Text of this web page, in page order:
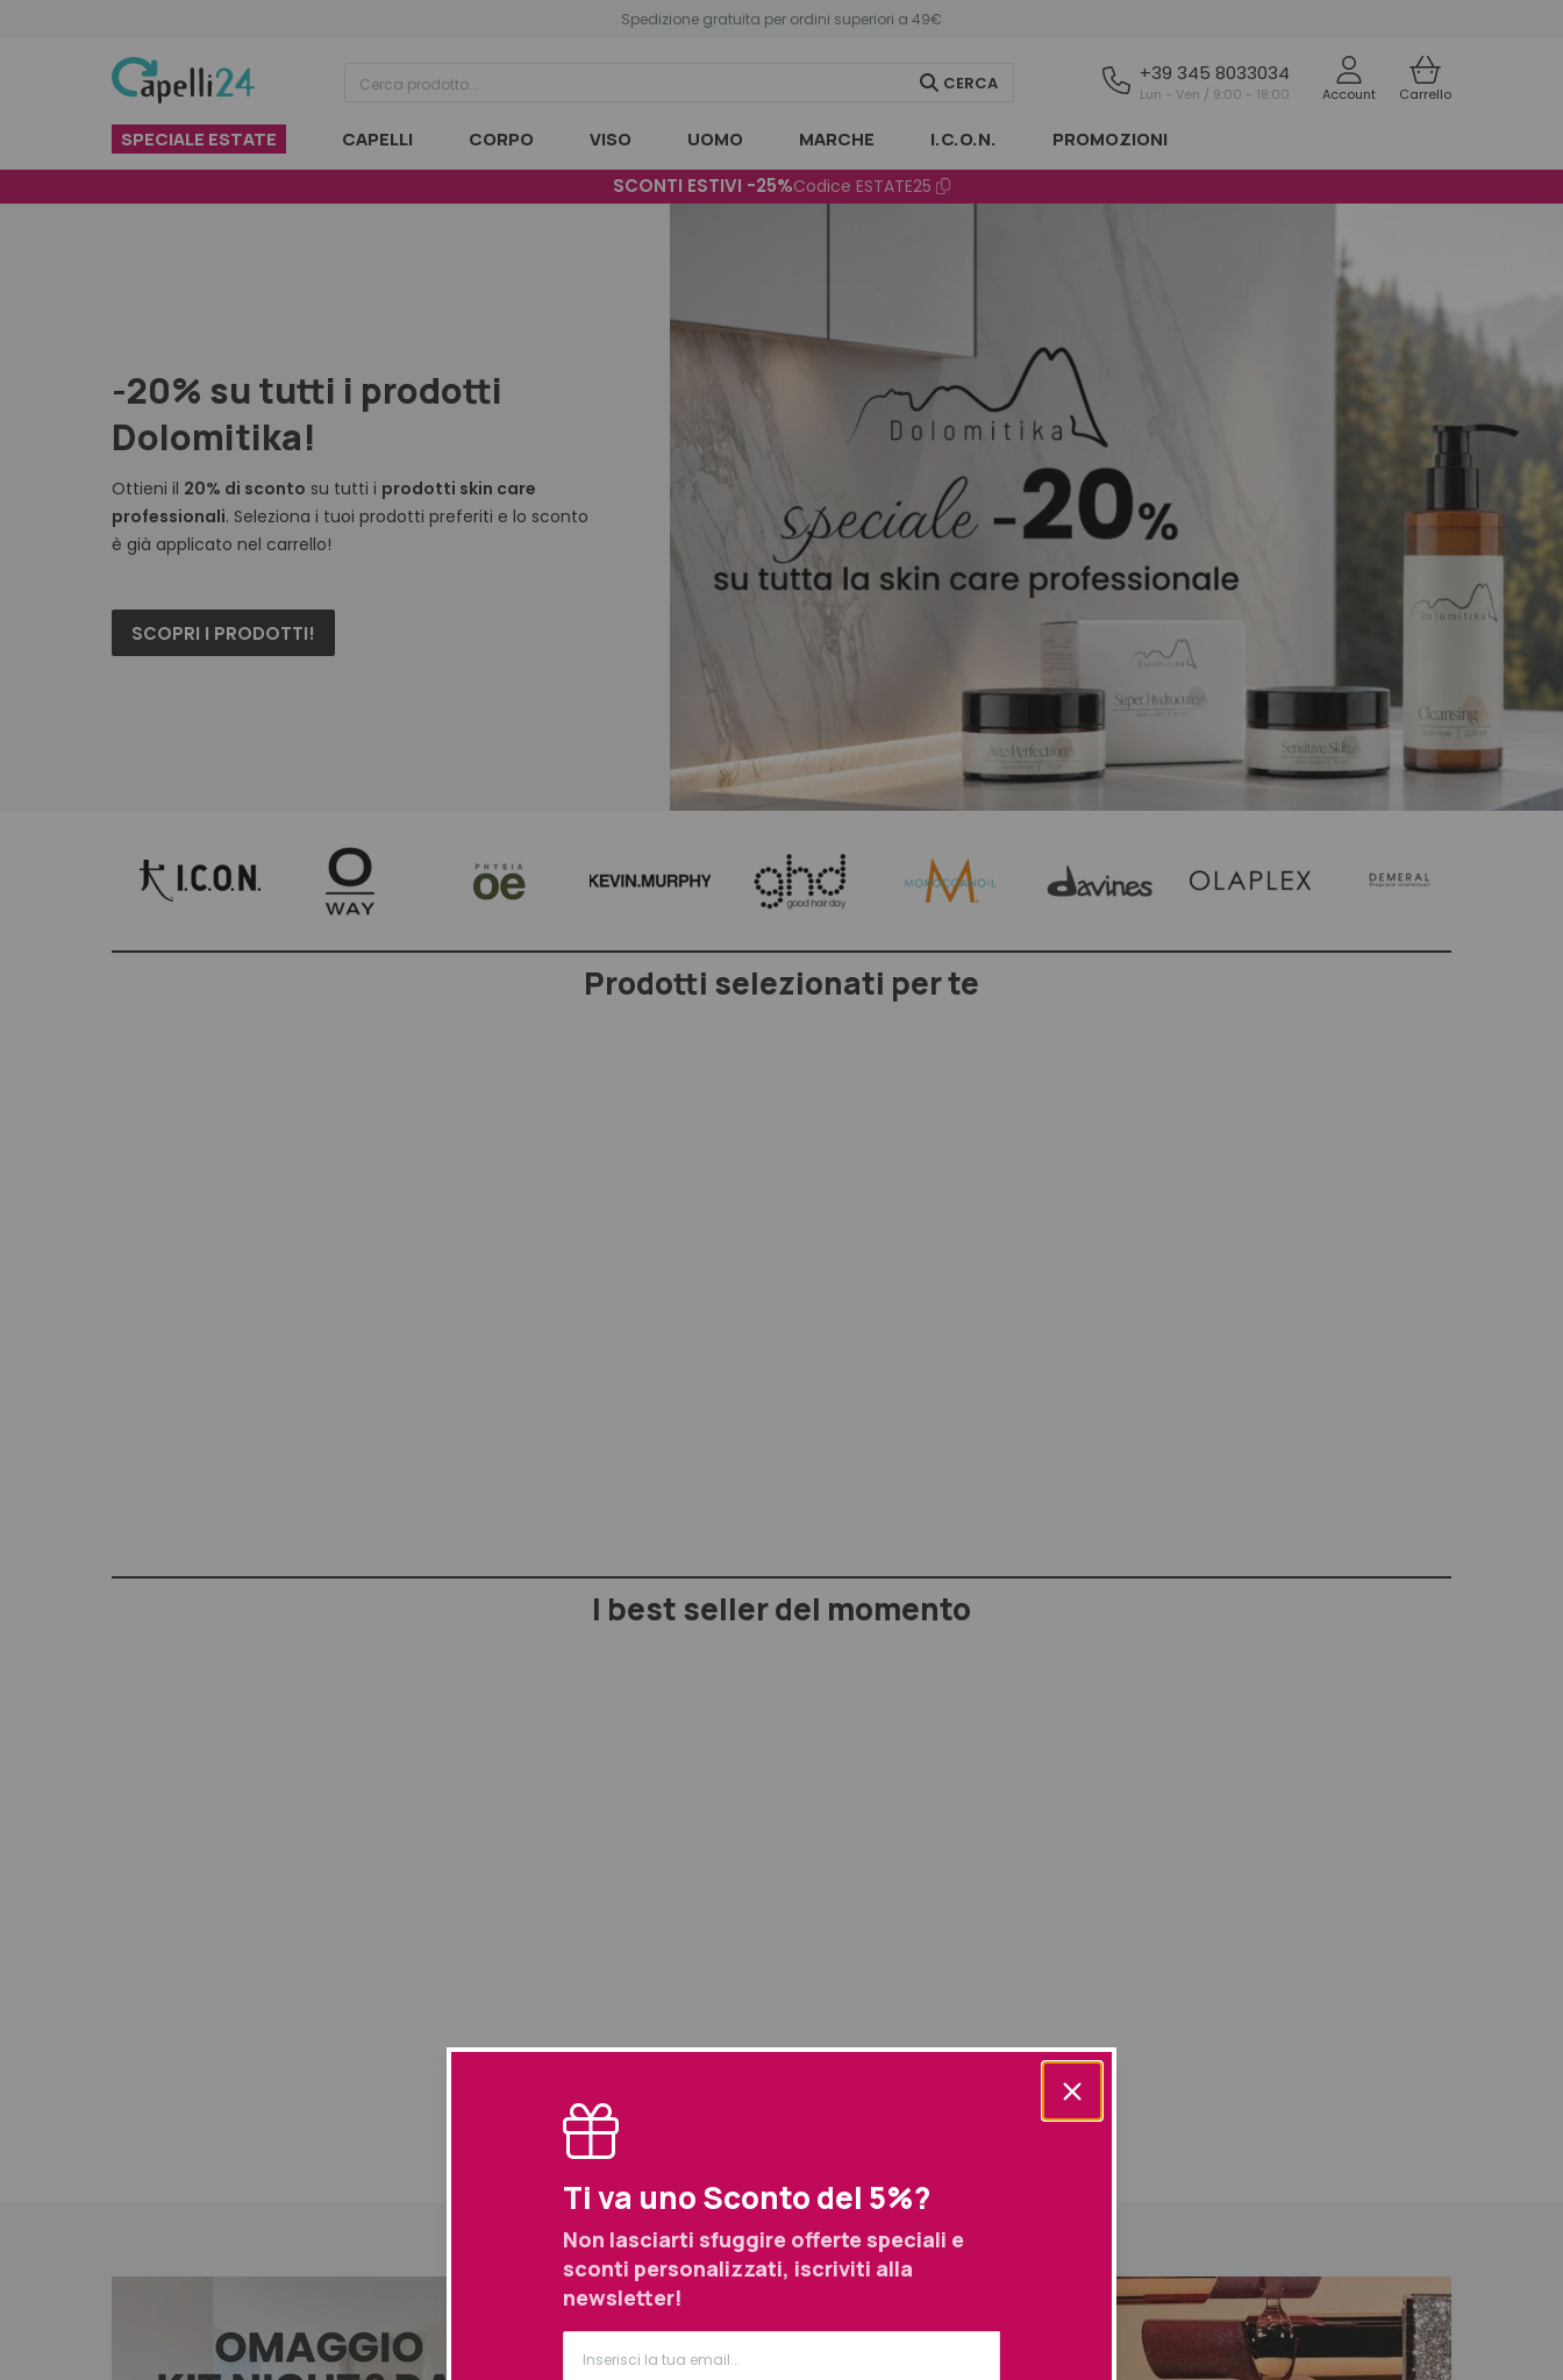
Spedizione gratuita per ordini superiori a 49€
CERCA +39 345 8033034
Lun - Ven / 9:00 - 18:00 Account Carrello
SPECIALE ESTATE CAPELLI CORPO VISO UOMO MARCHE I.C.O.N.
PROMOZIONI
SCONTI ESTIVI -25%Codice ESTATE25
Ti va uno Sconto del 5%?
Non lasciarti sfuggire offerte speciali e
sconti personalizzati, iscriviti alla
newsletter!
-20% su tutti i prodotti
Dolomitika!
Ottieni il 20% di sconto su tutti i prodotti skin care
professionali. Seleziona i tuoi prodotti preferiti e lo sconto
è già applicato nel carrello!
SCOPRI I PRODOTTI!
Prodotti selezionati per te
I best seller del momento